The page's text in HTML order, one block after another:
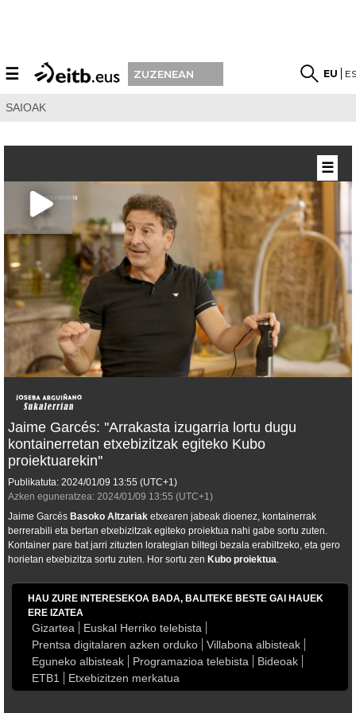
☰ ZUZENEAN EU
SAIOAK
Jaime Garcés: ''Arrakasta izugarria lortu dugu
kontainerretan etxebizitzak egiteko Kubo
proiektuarekin''
Publikatuta: 2024/01/09 13:55 (UTC+1)
Azken eguneratzea: 2024/01/09 13:55 (UTC+1)
Jaime Garcés Basoko Altzariak etxearen jabeak dioenez, kontainerrak
berrerabili eta bertan etxebizitzak egiteko proiektua nahi gabe sortu zuten.
Kontainer pare bat jarri zituzten lorategian biltegi bezala erabiltzeko, eta gero
horietan etxebizitza sortu zuten. Hor sortu zen Kubo proiektua.
HAU ZURE INTERESEKOA BADA, BALITEKE BESTE GAI HAUEK
ERE IZATEA
Gizartea
Euskal Herriko telebista
Prentsa digitalaren azken orduko
Villabona albisteak
Eguneko albisteak
Programazioa telebista
Bideoak
ETB1
Etxebizitzen merkatua
☰